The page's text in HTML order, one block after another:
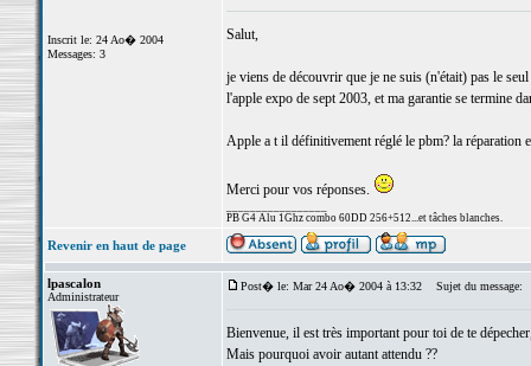
Inscrit le: 24 Ao� 2004
Messages: 3
Salut,
je viens de découvrir que je ne suis (n'était) pas le
l'apple expo de sept 2003, et ma garantie se termine
Apple a t il définitivement réglé le pbm? la réparation
Merci pour vos réponses.
PB G4 Alu 1Ghz combo 60DD 256+512...et tâches blanches.
Revenir en haut de page
lpascalon
Administrateur
Post� le: Mar 24 Ao� 2004 à 13:32 Sujet du message:
Bienvenue, il est très important pour toi de te
Mais pourquoi avoir autant attendu ??